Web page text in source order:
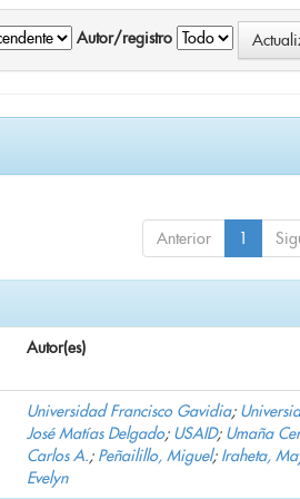
Autor/registro
Anterior 1
Autor(es)
Universidad Francisco Gavidia;
José Matías Delgado; USAID; Umaña
Carlos A.; Peñailillo, Miguel; Iraheta,
Evelyn